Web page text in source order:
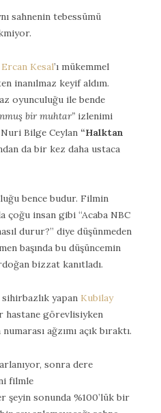
sahnenin tebessümü
Ercan Kesal’ı mükemmel
inanılmaz keyif aldım.
oyunculuğu ile bende
bir muhtar” izlenimi
Nuri Bilge Ceylan “Halktan
da bir kez daha ustaca
bence budur. Filmin
çoğu insan gibi “Acaba NBC
durur?” diye düşünmeden
başında bu düşüncemin
bizzat kanıtladı.
sihirbazlık yapan Kubilay
hastane görevlisiyken
ağzımı açık bıraktı.
sonra dere
filmle
şeyin sonunda %100’lük bir